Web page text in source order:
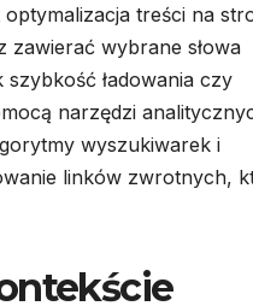
treści na
wybrane słowa
ładowania czy
narzędzi
wyszukiwarek i
linków zwrotnych,